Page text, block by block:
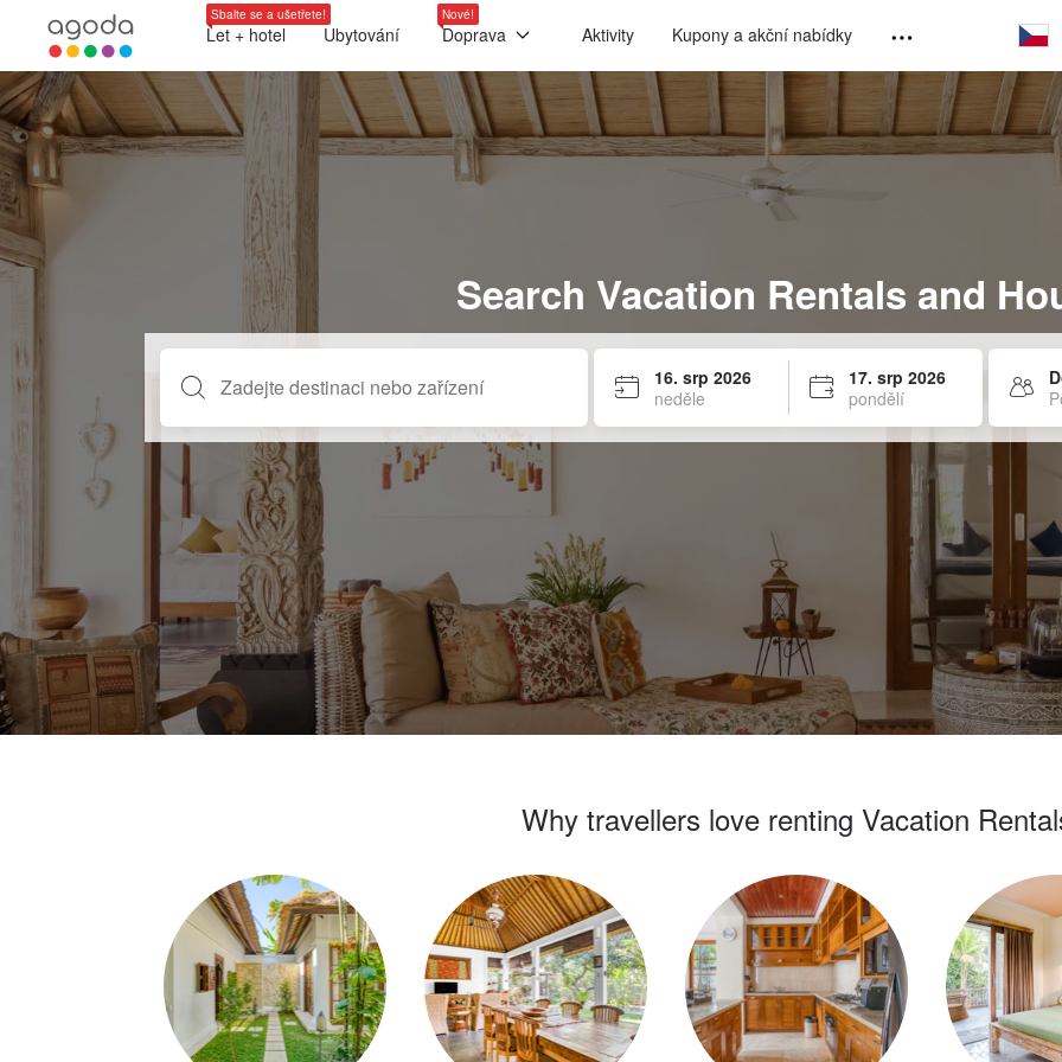
Sbalte se a ušetřete!
Let + hotel Ubytování
Nové!
Doprava Aktivity Kupony a akční nabídky
Search Vacation Rentals and
16. srp 2026
neděle
17. srp 2026
pondělí
Why travellers love renting Vacation